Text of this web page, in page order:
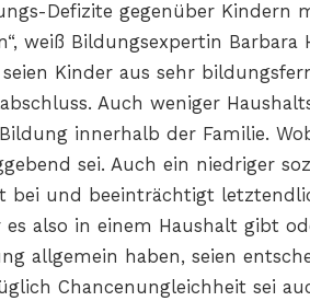
Defizite gegenüber Kindern
weiß Bildungsexpertin Barbara
Kinder aus sehr
Auch weniger
innerhalb der Familie.
sei. Auch ein niedriger
bei und beeinträchtigt
es also in einem Haushalt gibt
allgemein haben, seien
Chancenungleichheit sei